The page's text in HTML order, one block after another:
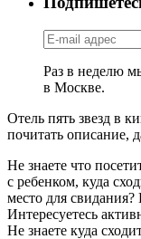
Раз в неделю
в Москве.
Отель пять звезд в
почитать описание,
Не знаете что
с ребенком, куда
место для
Интересуетесь
Не знаете куда